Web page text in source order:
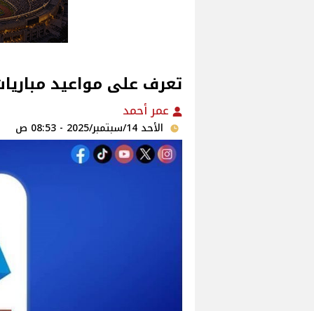
تعرف على مواعيد
عمر أحمد
الأحد 14/سبتمبر/2025 - 08:53 ص